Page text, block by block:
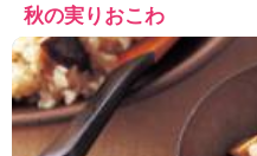
秋の実りおこわ